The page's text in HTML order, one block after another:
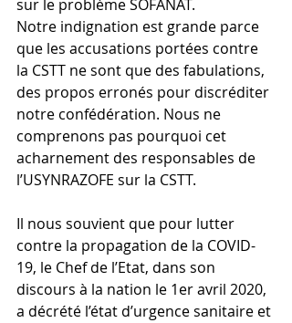
sur le problème SOFANAT.
Notre indignation est grande parce
que les accusations portées contre
la CSTT ne sont que des fabulations,
des propos erronés pour discréditer
notre confédération. Nous ne
comprenons pas pourquoi cet
acharnement des responsables de
l’USYNRAZOFE sur la CSTT.
Il nous souvient que pour lutter
contre la propagation de la COVID-
19, le Chef de l’Etat, dans son
discours à la nation le 1er avril 2020,
a décrété l’état d’urgence sanitaire et